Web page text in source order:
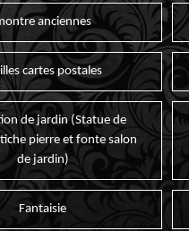
anciennes
cartes postales
de jardin (Statue de
pierre et fonte salon
de jardin)
Fantaisie